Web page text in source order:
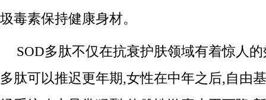
圾毒素保持健康身材。
SOD多肽不仅在抗衰护肤领域有着惊人
多肽可以推迟更年期,女性在中年之后,自由